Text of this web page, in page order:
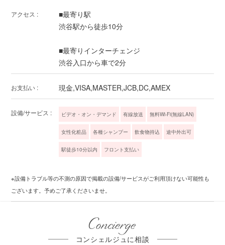
アクセス :
■最寄り駅
渋谷駅から徒歩10分
■最寄りインターチェンジ
渋谷入口から車で2分
お支払い : 現金,VISA,MASTER,JCB,DC,AMEX
設備/サービス : ビデオ・オン・デマンド 有線放送 無料Wi-Fi(無線LAN)
女性化粧品 各種シャンプー 飲食物持込 途中外出可
駅徒歩10分以内 フロント支払い
※設備トラブル等の不測の原因で掲載の設備/サービスがご利用頂けない可能性も
ございます。予めご了承くださいませ。
Concierge
コンシェルジュに相談